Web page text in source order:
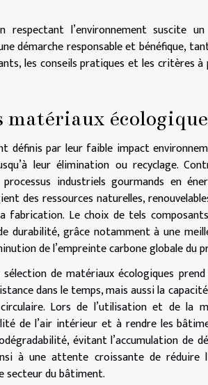
l’environnement suscite
démarche responsable et bénéfique,
les conseils pratiques et les critères
matériaux
définis par leur faible impact
leur élimination ou recyclage.
industriels gourmands en
des ressources naturelles,
Le choix de tels
durabilité, grâce notamment à une
de l’empreinte carbone globale du
de matériaux écologiques
dans le temps, mais aussi la
circulaire. Lors de l’utilisation et de la
de l’air intérieur et à rendre les
évitant l’accumulation de
à une attente croissante de réduire
secteur du bâtiment.